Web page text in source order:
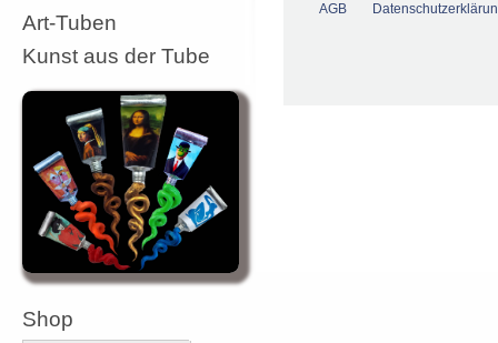
Art-Tuben
Kunst aus der Tube
Shop
AGB